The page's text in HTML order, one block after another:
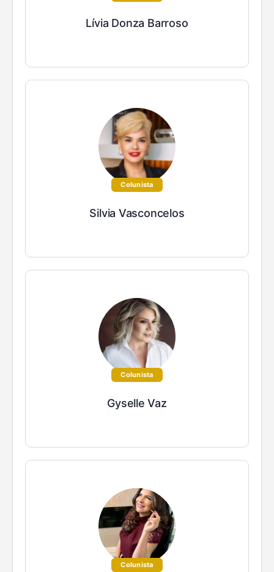
Lívia Donza Barroso
Colunista
Silvia Vasconcelos
Colunista
Gyselle Vaz
Colunista